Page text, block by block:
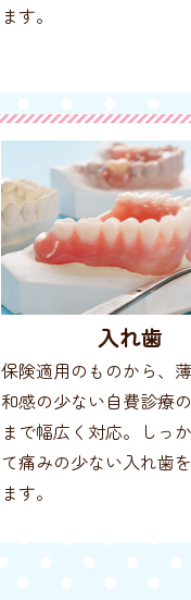
ます。
入れ歯
保険適用のものから、
和感の少ない自費診療
まで幅広く対応。しっ
て痛みの少ない入れ歯
ます。